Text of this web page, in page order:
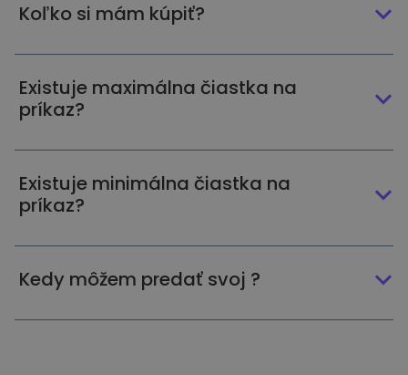
Koľko si mám kúpiť?
Existuje maximálna čiastka na
príkaz?
Existuje minimálna čiastka na
príkaz?
Kedy môžem predať svoj ?